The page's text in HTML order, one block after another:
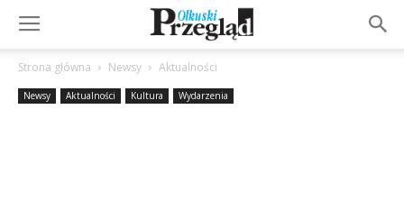
Strona główna Newsy Aktualności
Newsy Aktualności Kultura Wydarzenia